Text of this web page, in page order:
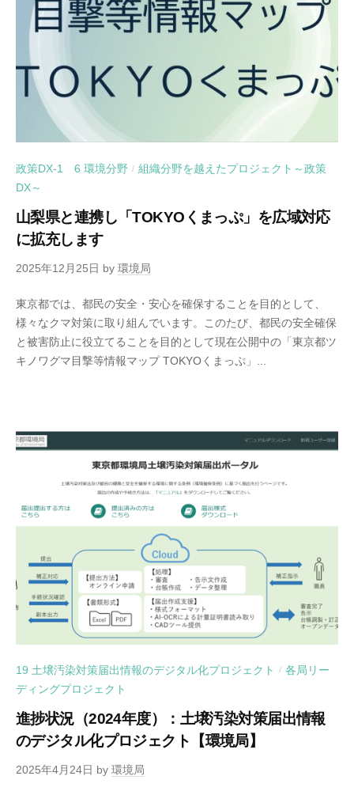
政策DX-1 6 環境分野 / 組織分野を越えたプロジェクト～政策
DX～
山梨県と連携し「TOKYOくまっぷ」を広域対応
に拡充します
2025年12月25日 by 環境局
東京都では、都民の安全・安心を確保することを目的として、
様々なクマ対策に取り組んでいます。このたび、都民の安全確保
と被害防止に役立てることを目的として現在公開中の「東京都ツ
キノワグマ目撃等情報マップ TOKYOくまっぷ」...
19 土壌汚染対策届出情報のデジタル化プロジェクト / 各局リー
ディングプロジェクト
進捗状況（2024年度）：土壌汚染対策届出情報
のデジタル化プロジェクト【環境局】
2025年4月24日 by 環境局